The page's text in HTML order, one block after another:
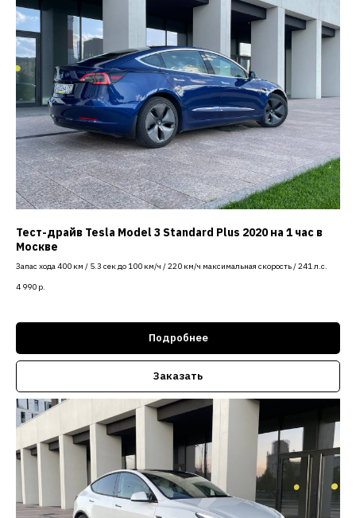
Тест-драйв Tesla Model 3 Standard Plus 2020 на 1 час в
Москве
Запас хода 400 км / 5.3 сек до 100 км/ч / 220 км/ч максимальная скорость / 241 л.с.
4 990 р.
Подробнее
Заказать